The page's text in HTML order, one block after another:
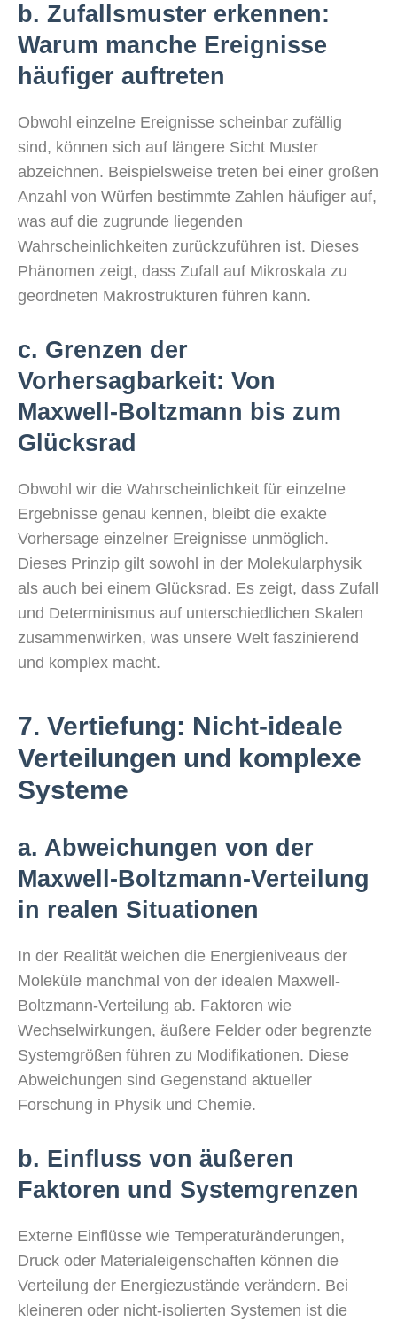
b. Zufallsmuster erkennen:
Warum manche Ereignisse
häufiger auftreten
Obwohl einzelne Ereignisse scheinbar zufällig
sind, können sich auf längere Sicht Muster
abzeichnen. Beispielsweise treten bei einer großen
Anzahl von Würfen bestimmte Zahlen häufiger auf,
was auf die zugrunde liegenden
Wahrscheinlichkeiten zurückzuführen ist. Dieses
Phänomen zeigt, dass Zufall auf Mikroskala zu
geordneten Makrostrukturen führen kann.
c. Grenzen der
Vorhersagbarkeit: Von
Maxwell-Boltzmann bis zum
Glücksrad
Obwohl wir die Wahrscheinlichkeit für einzelne
Ergebnisse genau kennen, bleibt die exakte
Vorhersage einzelner Ereignisse unmöglich.
Dieses Prinzip gilt sowohl in der Molekularphysik
als auch bei einem Glücksrad. Es zeigt, dass Zufall
und Determinismus auf unterschiedlichen Skalen
zusammenwirken, was unsere Welt faszinierend
und komplex macht.
7. Vertiefung: Nicht-ideale
Verteilungen und komplexe
Systeme
a. Abweichungen von der
Maxwell-Boltzmann-Verteilung
in realen Situationen
In der Realität weichen die Energieniveaus der
Moleküle manchmal von der idealen Maxwell-
Boltzmann-Verteilung ab. Faktoren wie
Wechselwirkungen, äußere Felder oder begrenzte
Systemgrößen führen zu Modifikationen. Diese
Abweichungen sind Gegenstand aktueller
Forschung in Physik und Chemie.
b. Einfluss von äußeren
Faktoren und Systemgrenzen
Externe Einflüsse wie Temperaturänderungen,
Druck oder Materialeigenschaften können die
Verteilung der Energiezustände verändern. Bei
kleineren oder nicht-isolierten Systemen ist die